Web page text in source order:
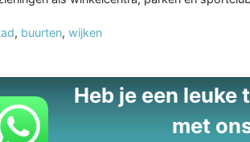
, buurten, wijken
Heb je een
met